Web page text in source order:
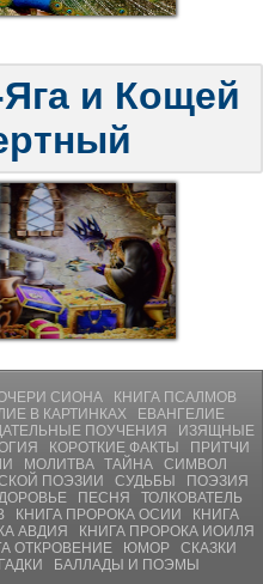
и Кощей
СИОНА
КНИГА ПСАЛМОВ
В КАРТИНКАХ
ЕВАНГЕЛИЕ
ПОУЧЕНИЯ
ИЗЯЩНЫЕ
КОРОТКИЕ ФАКТЫ
ПРИТЧИ
МОЛИТВA ТАЙНА
СИМВОЛ
ПОЭЗИИ СУДЬБЫ
ПОЭЗИЯ
ПЕСНЯ
ТОЛКОВАТЕЛЬ
КНИГА ПРОРОКА ОСИИ
КНИГА
АВДИЯ
КНИГА ПРОРОКА ИОИЛЯ
ОТКРОВЕНИЕ ЮМОР
СКАЗКИ
БАЛЛАДЫ И ПОЭМЫ